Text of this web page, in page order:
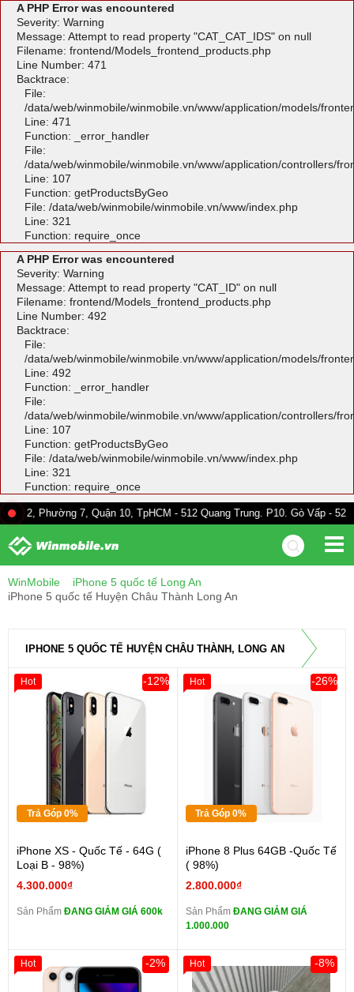
A PHP Error was encountered
Severity: Warning
Message: Attempt to read property "CAT_CAT_IDS" on null
Filename: frontend/Models_frontend_products.php
Line Number: 471
Backtrace:
File:
/data/web/winmobile/winmobile.vn/www/application/models/
Line: 471
Function: _error_handler
File:
/data/web/winmobile/winmobile.vn/www/application/controllers/
Line: 107
Function: getProductsByGeo
File: /data/web/winmobile/winmobile.vn/www/index.php
Line: 321
Function: require_once
A PHP Error was encountered
Severity: Warning
Message: Attempt to read property "CAT_ID" on null
Filename: frontend/Models_frontend_products.php
Line Number: 492
Backtrace:
File:
/data/web/winmobile/winmobile.vn/www/application/models/
Line: 492
Function: _error_handler
File:
/data/web/winmobile/winmobile.vn/www/application/controllers/
Line: 107
Function: getProductsByGeo
File: /data/web/winmobile/winmobile.vn/www/index.php
Line: 321
Function: require_once
7, Quận 10, TpHCM - 512 Quang Trung. P10. Gò Vấp - 528A Trường
WinMobile
iPhone 5 quốc tế Long An
iPhone 5 quốc tế Huyện Châu Thành Long An
IPHONE 5 QUỐC TẾ HUYỆN CHÂU THÀNH, LONG AN
Trả Góp 0%
iPhone XS - Quốc Tế - 64G (
Loại B - 98%)
4.300.000₫
-12%
Sản Phẩm ĐANG GIẢM GIÁ 600k
Hot
Trả Góp 0%
iPhone 8 Plus 64GB -Quốc Tế
( 98%)
2.800.000₫
-26%
Sản Phẩm ĐANG GIẢM GIÁ
1.000.000
Hot
-2%
Hot -8%
Hot